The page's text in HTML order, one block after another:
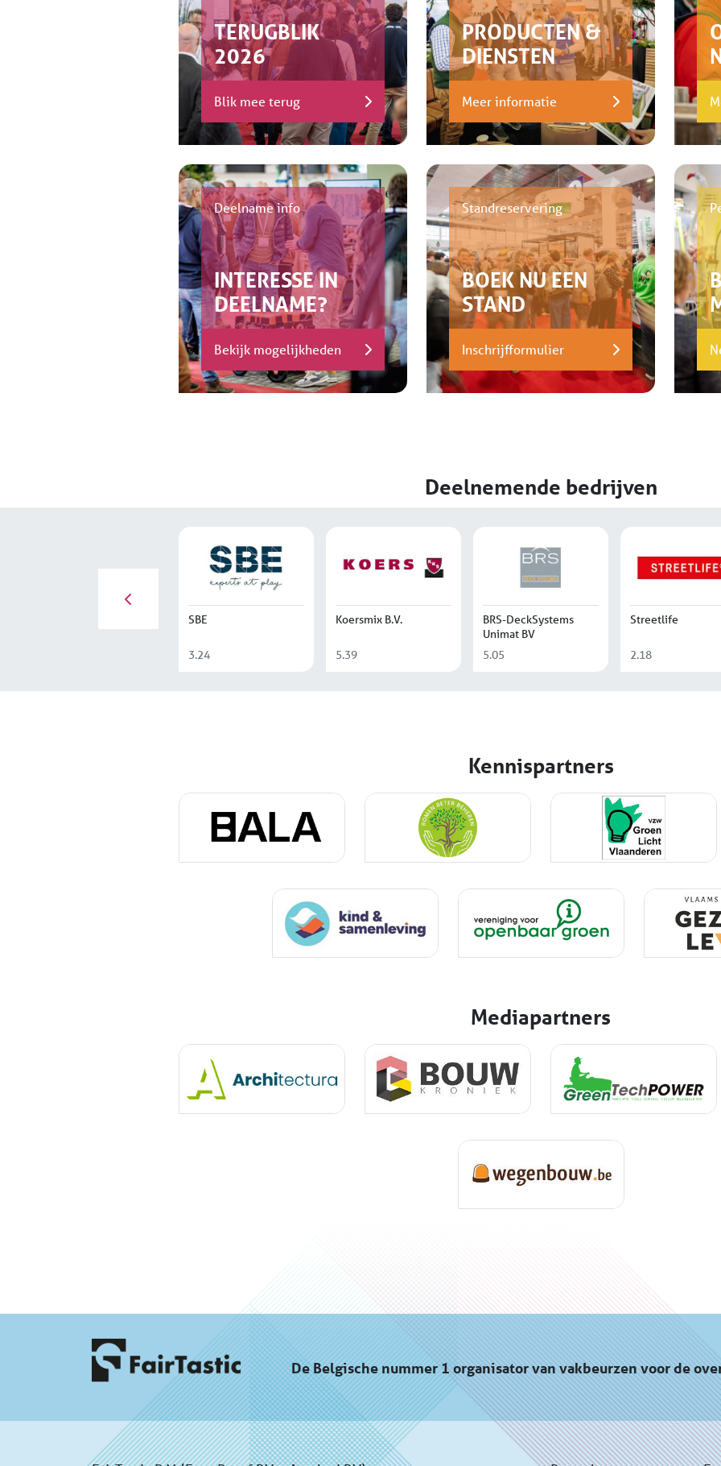
TERUGBLIK
2026
Blik mee terug
PRODUCTEN &
DIENSTEN
Meer informatie
Deelname info
INTERESSE IN
DEELNAME?
Bekijk mogelijkheden
Standreservering
BOEK NU EEN
STAND
Inschrijfformulier
Deelnemende bedrijven
SBE
3.24
Koersmix B.V.
5.39
BRS-DeckSystems
Unimat BV
5.05
Streetlife
2.18
Kennispartners
Mediapartners
De Belgische nummer 1 organisator van vakbeurzen voor de